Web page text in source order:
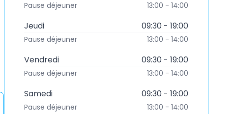
Pause déjeuner 13:00 - 14:00
Jeudi 09:30 - 19:00
Pause déjeuner 13:00 - 14:00
Vendredi 09:30 - 19:00
Pause déjeuner 13:00 - 14:00
Samedi 09:30 - 19:00
Pause déjeuner 13:00 - 14:00